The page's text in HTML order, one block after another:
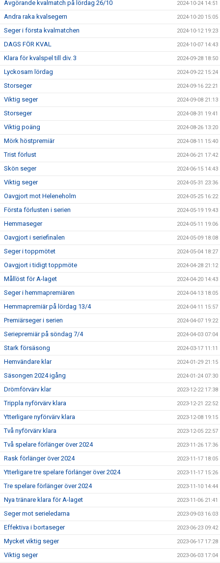
Avgörande kvalmatch på lördag 26/10 2024-10-24 14:51
Andra raka kvalsegern 2024-10-20 15:05
Seger i första kvalmatchen 2024-10-12 19:23
DAGS FÖR KVAL 2024-10-07 14:43
Klara för kvalspel till div. 3 2024-09-28 18:50
Lyckosam lördag 2024-09-22 15:24
Storseger 2024-09-16 22:21
Viktig seger 2024-09-08 21:13
Storseger 2024-08-31 19:41
Viktig poäng 2024-08-26 13:20
Mörk höstpremiär 2024-08-11 15:40
Trist förlust 2024-06-21 17:42
Skön seger 2024-06-15 14:43
Viktig seger 2024-05-31 23:36
Oavgjort mot Heleneholm 2024-05-25 16:22
Första förlusten i serien 2024-05-19 19:43
Hemmaseger 2024-05-11 19:06
Oavgjort i seriefinalen 2024-05-09 18:08
Seger i toppmötet 2024-05-04 18:27
Oavgjort i tidigt toppmöte 2024-04-28 21:12
Mållöst för A-laget 2024-04-20 14:43
Seger i hemmapremiären 2024-04-13 18:05
Hemmapremiär på lördag 13/4 2024-04-11 15:57
Premiärseger i serien 2024-04-07 19:22
Seriepremiär på söndag 7/4 2024-04-03 07:04
Stark försäsong 2024-03-17 11:11
Hemvändare klar 2024-01-29 21:15
Säsongen 2024 igång 2024-01-24 07:30
Drömförvärv klar 2023-12-22 17:38
Trippla nyförvärv klara 2023-12-21 22:52
Ytterligare nyförvärv klara 2023-12-08 19:15
Två nyförvärv klara 2023-12-05 22:57
Två spelare förlänger över 2024 2023-11-26 17:36
Rask förlänger över 2024 2023-11-17 18:05
Ytterligare tre spelare förlänger över 2024 2023-11-17 15:26
Tre spelare förlänger över 2024 2023-11-10 14:44
Nya tränare klara för A-laget 2023-11-06 21:41
Seger mot serieledarna 2023-09-03 16:03
Effektiva i bortaseger 2023-06-23 09:42
Mycket viktig seger 2023-06-17 17:28
Viktig seger 2023-06-03 17:04